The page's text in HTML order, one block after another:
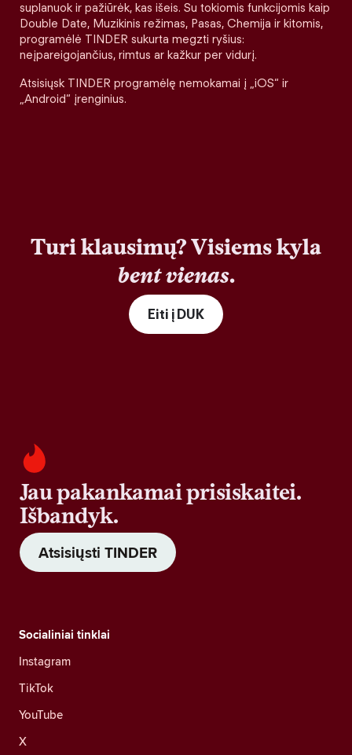
suplanuok ir pažiūrėk, kas išeis. Su tokiomis funkcijomis kaip
Double Date, Muzikinis režimas, Pasas, Chemija ir kitomis,
programėlė TINDER sukurta megzti ryšius:
neįpareigojančius, rimtus ar kažkur per vidurį.
Atsisiųsk TINDER programėlę nemokamai į „iOS“ ir
„Android“ įrenginius.
Turi klausimų? Visiems kyla
bent vienas.
Eiti į DUK
Jau pakankamai prisiskaitei.
Išbandyk.
Atsisiųsti TINDER
Socialiniai tinklai
Instagram
TikTok
YouTube
X